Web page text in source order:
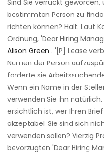
Sind Sie verrückt
bestimmten Person zu
richten können? Halt. Laut
Ordnung, 'Dear Hiring
Alison Green . '[P] Lease
Namen der Person
forderte sie
Wenn ein Name in der
verwenden Sie ihn
ersichtlich ist, wer Ihren
akzeptabel. Sie sind sich
verwenden sollen? Vierzig
bevorzugten 'Dear Hiring